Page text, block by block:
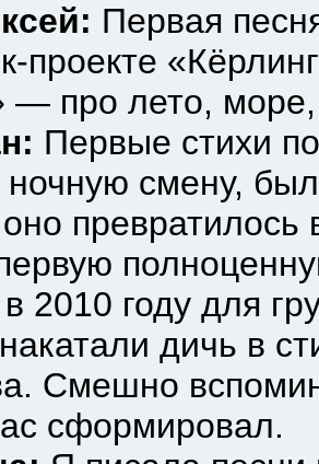
Первая
проекте
про лето, море,
Первые стихи
ночную смену,
превратилось
2010 году для
дичь в
Смешно
сформировал.